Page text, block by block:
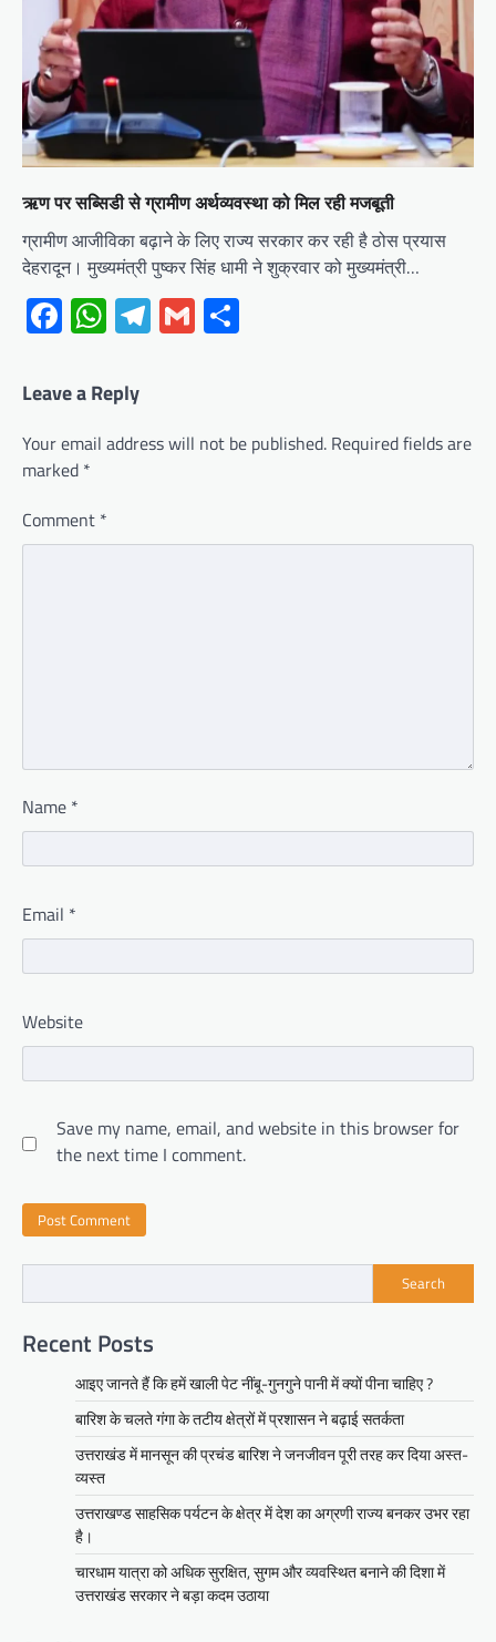
ऋण पर सब्सिडी से ग्रामीण अर्थव्यवस्था को मिल रही मजबूती
ग्रामीण आजीविका बढ़ाने के लिए राज्य सरकार कर रही है ठोस प्रयास
देहरादून। मुख्यमंत्री पुष्कर सिंह धामी ने शुक्रवार को मुख्यमंत्री…
Facebook
WhatsApp
Telegram
Gmail
Leave a Reply
Your email address will not be published. Required fields are
marked *
Comment *
Name *
Email *
Website
Save my name, email, and website in this browser for
the next time I comment.
Search
Recent Posts
आइए जानते हैं कि हमें खाली पेट नींबू-गुनगुने पानी में क्यों पीना चाहिए ?
बारिश के चलते गंगा के तटीय क्षेत्रों में प्रशासन ने बढ़ाई सतर्कता
उत्तराखंड में मानसून की प्रचंड बारिश ने जनजीवन पूरी तरह कर दिया अस्त-
व्यस्त
उत्तराखण्ड साहसिक पर्यटन के क्षेत्र में देश का अग्रणी राज्य बनकर उभर रहा
है।
चारधाम यात्रा को अधिक सुरक्षित, सुगम और व्यवस्थित बनाने की दिशा में
उत्तराखंड सरकार ने बड़ा कदम उठाया